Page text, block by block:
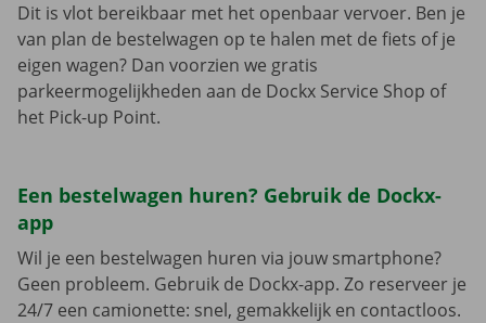
Dit is vlot bereikbaar met het openbaar vervoer. Ben je
van plan de bestelwagen op te halen met de fiets of je
eigen wagen? Dan voorzien we gratis
parkeermogelijkheden aan de Dockx Service Shop of
het Pick-up Point.
Een bestelwagen huren? Gebruik de Dockx-
app
Wil je een bestelwagen huren via jouw smartphone?
Geen probleem. Gebruik de Dockx-app. Zo reserveer je
24/7 een camionette: snel, gemakkelijk en contactloos.